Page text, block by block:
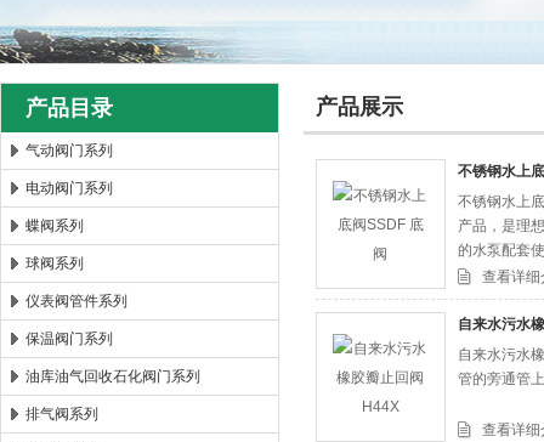
郑州森玛自控阀门有限公司
产品目录
气动阀门系列
电动阀门系列
蝶阀系列
球阀系列
仪表阀管件系列
保温阀门系列
油库油气回收石化阀门系列
排气阀系列
产品展示
不锈钢水上
不锈钢水上
产品，是理
的水泵配套
查看详细
自来水污水
自来水污水
管的旁通管
查看详细